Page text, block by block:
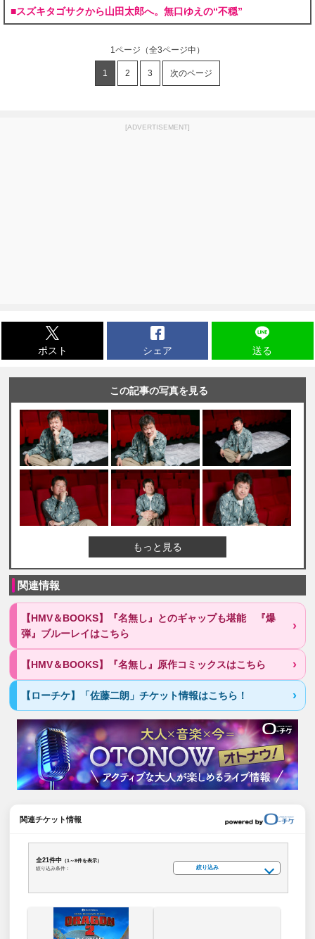
■スズキタゴサクから山田太郎へ。無口ゆえの“不穏”
1ページ （全3ページ中）
1 2 3 次のページ
[ADVERTISEMENT]
ポスト シェア 送る
この記事の写真を見る
もっと見る
関連情報
【HMV＆BOOKS】『名無し』とのギャップも堪能 『爆
弾』ブルーレイはこちら
【HMV＆BOOKS】『名無し』原作コミックスはこちら
【ローチケ】「佐藤二朗」チケット情報はこちら！
関連チケット情報
全21件中 （1～8件を表示）
絞り込み条件：
絞り込み